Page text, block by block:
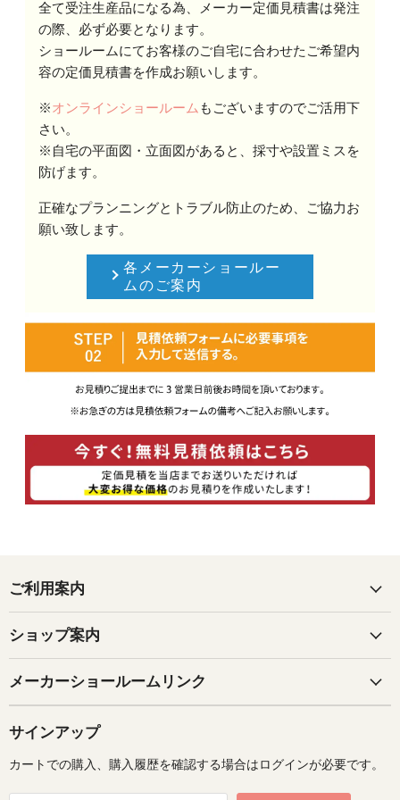
全て受注生産品になる為、メーカー定価見積書は発注
の際、必ず必要となります。
ショールームにてお客様のご自宅に合わせたご希望内
容の定価見積書を作成お願いします。
※オンラインショールーム もございますのでご活用下
さい。
※自宅の平面図・立面図があると、採寸や設置ミスを
防げます。
正確なプランニングとトラブル防止のため、ご協力お
願い致します。
各メーカーショールー
ムのご案内
ご利用案内
ショップ案内
メーカーショールームリンク
サインアップ
カートでの購入、購入履歴を確認する場合はログインが必要です。